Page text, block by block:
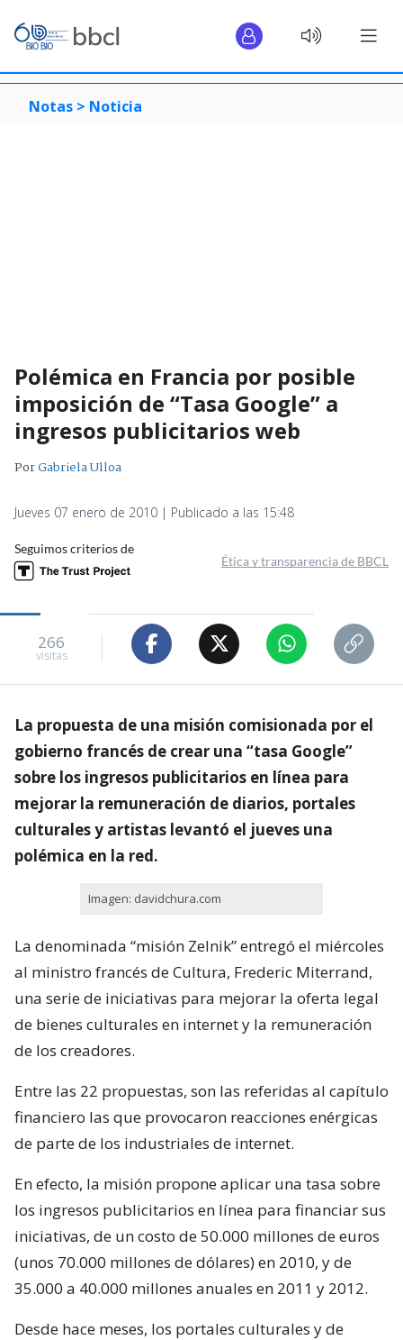
Notas > Noticia
Polémica en Francia por posible
imposición de “Tasa Google” a
ingresos publicitarios web
PorGabriela Ulloa
Jueves 07 enero de 2010 | Publicado a las 15:48
Seguimos criterios de
Ética y transparencia de BBCL
266
visitas
La propuesta de una misión comisionada por el
gobierno francés de crear una “tasa Google”
sobre los ingresos publicitarios en línea para
mejorar la remuneración de diarios, portales
culturales y artistas levantó el jueves una
polémica en la red.
Imagen: davidchura.com
La denominada “misión Zelnik” entregó el miércoles
al ministro francés de Cultura, Frederic Miterrand,
una serie de iniciativas para mejorar la oferta legal
de bienes culturales en internet y la remuneración
de los creadores.
Entre las 22 propuestas, son las referidas al capítulo
financiero las que provocaron reacciones enérgicas
de parte de los industriales de internet.
En efecto, la misión propone aplicar una tasa sobre
los ingresos publicitarios en línea para financiar sus
iniciativas, de un costo de 50.000 millones de euros
(unos 70.000 millones de dólares) en 2010, y de
35.000 a 40.000 millones anuales en 2011 y 2012.
Desde hace meses, los portales culturales y de